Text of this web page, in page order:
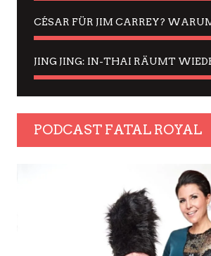
PODCAST FATAL ROYAL